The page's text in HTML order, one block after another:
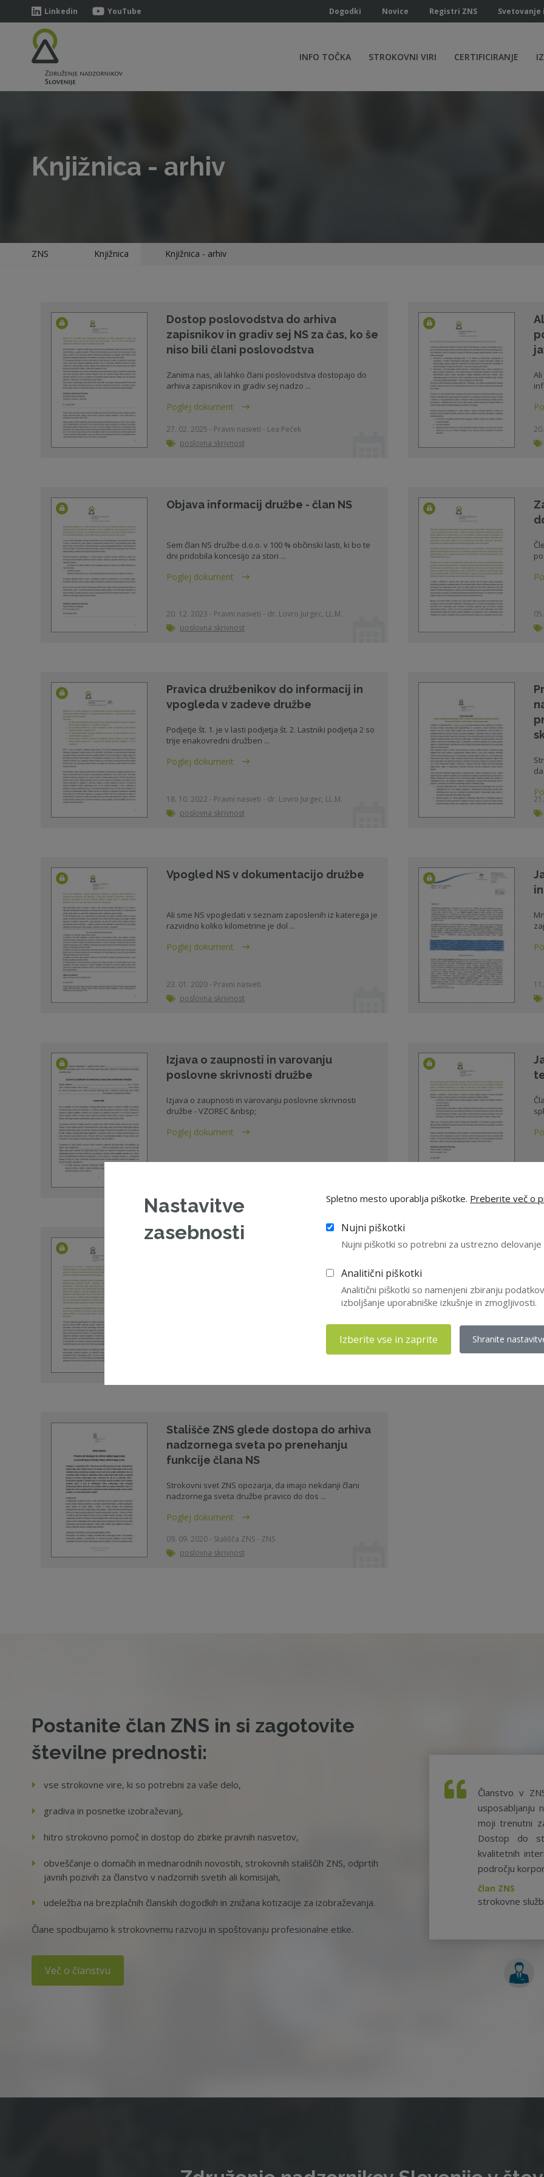
Linkedin YouTube Dogodki Novice Registri ZNS
INFO TOČKA STROKOVNI VIRI CERTIFICIRANJE
Knjižnica - arhiv
ZNS Knjižnica Knjižnica - arhiv
Dostop poslovodstva do arhiva
zapisnikov in gradiv sej NS za čas, ko še
niso bili člani poslovodstva
Zanima nas, ali lahko člani poslovodstva dostopajo do
arhiva zapisnikov in gradiv sej nadzo ...
Poglej dokument
27. 02. 2025 - Pravni nasveti - Lea Peček
poslovna skrivnost
Objava informacij družbe - član NS
Sem član NS družbe d.o.o. v 100 % občinski lasti, ki bo te
dni pridobila koncesijo za stori ...
Poglej dokument
20. 12. 2023 - Pravni nasveti - dr. Lovro Jurgec, LL.M.
poslovna skrivnost
Pravica družbenikov do informacij in
vpogleda v zadeve družbe
Podjetje št. 1. je v lasti podjetja št. 2. Lastniki podjetja 2 so
trije enakovredni družben ...
Poglej dokument
18. 10. 2022 - Pravni nasveti - dr. Lovro Jurgec, LL.M.
poslovna skrivnost
Vpogled NS v dokumentacijo družbe
Ali sme NS vpogledati v seznam zaposlenih iz katerega je
razvidno koliko kilometrine je dol ...
Poglej dokument
23. 01. 2020 - Pravni nasveti
poslovna skrivnost
Izjava o zaupnosti in varovanju
poslovne skrivnosti družbe
Izjava o zaupnosti in varovanju poslovne skrivnosti
družbe - VZOREC &nbsp;
Poglej dokument
Zunanja strokovna pomoč članu NS in
nadzornikov glede spoštovanja poslovne skrivno ...
...
Stališče ZNS glede dostopa do arhiva
nadzornega sveta po prenehanju
funkcije člana NS
Strokovni svet ZNS opozarja, da imajo nekdanji člani
nadzornega sveta družbe pravico do dos ...
Poglej dokument
09. 09. 2020 - Stališča ZNS - ZNS
poslovna skrivnost
Postanite član ZNS in si zagotovite
številne prednosti:
vse strokovne vire, ki so potrebni za vaše delo,
gradiva in posnetke izobraževanj,
hitro strokovno pomoč in dostop do zbirke pravnih nasvetov,
obveščanje o domačih in mednarodnih novostih, strokovnih stališčih ZNS, odprtih
javnih pozivih za članstvo v nadzornih svetih ali komisijah,
udeležba na brezplačnih članskih dogodkih in znižana kotizacije za izobraževanja.
Člane spodbujamo k strokovnemu razvoju in spoštovanju profesionalne etike.
Več o članstvu
Članstvo v
usposabljanju
moji trenutni
Dostop do
kvalitetnih
področju
član ZNS
strokovne
Nastavitve
zasebnosti
Spletno mesto uporablja piškotke. Preberite več o
Nujni piškotki
Nujni piškotki so potrebni za ustrezno
Analitični piškotki
Analitični piškotki so namenjeni zbiranju
izboljšanje uporabniške izkušnje in zmogljivosti.
Izberite vse in zaprite Shranite